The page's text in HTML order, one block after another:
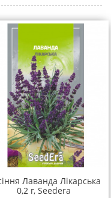
Лаванда Лікарська
0,2 г, Seedera